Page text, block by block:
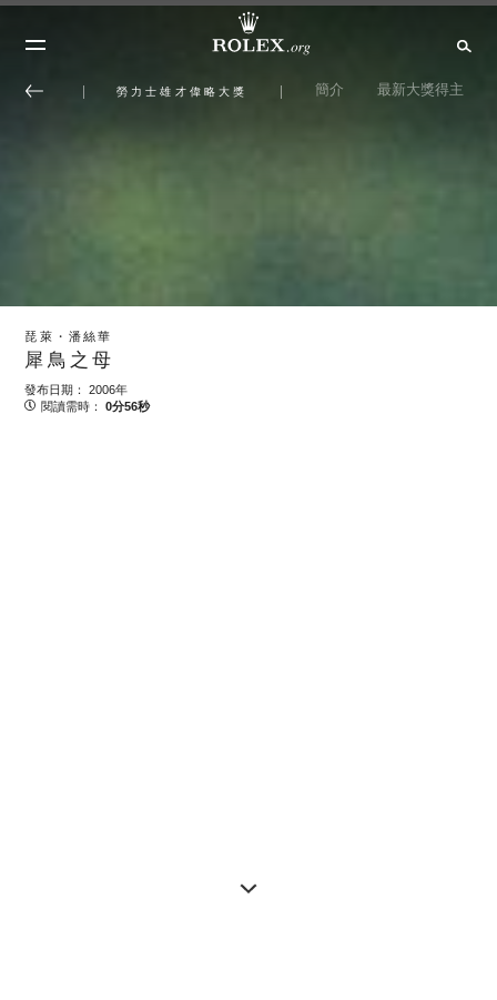
勞力士雄才偉略大獎 簡介 最新大獎得主
琵萊・潘絲華
犀鳥之母
發布日期： 2006年
閱讀需時：
0分56秒